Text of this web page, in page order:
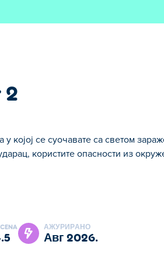
2
у којој се суочавате са светом
користите опасности из
зомбијима, пажљиво
хитац мора бити важан — зато
4.5
АЖУРИРАНО
авг 2026.